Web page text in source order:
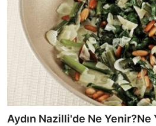
Aydın Nazilli'de Ne